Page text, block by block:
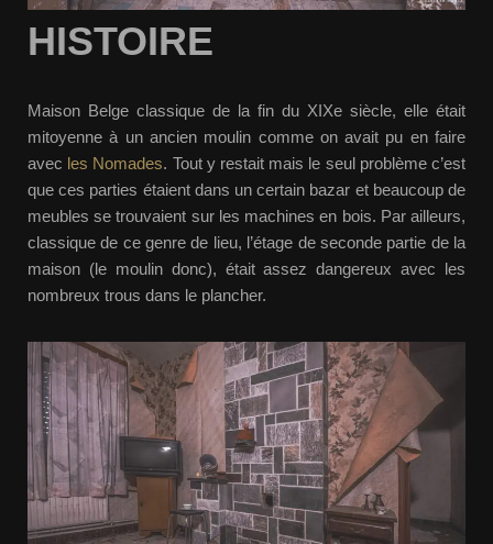
HISTOIRE
Maison Belge classique de la fin du XIXe siècle, elle était
mitoyenne à un ancien moulin comme on avait pu en faire
avec les Nomades. Tout y restait mais le seul problème c’est
que ces parties étaient dans un certain bazar et beaucoup de
meubles se trouvaient sur les machines en bois. Par ailleurs,
classique de ce genre de lieu, l’étage de seconde partie de la
maison (le moulin donc), était assez dangereux avec les
nombreux trous dans le plancher.